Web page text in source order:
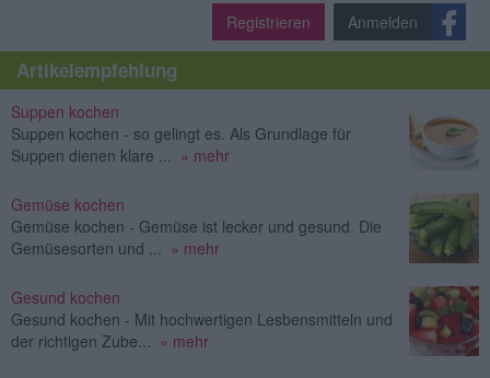
Registrieren Anmelden
Artikelempfehlung
Suppen kochen
Suppen kochen - so gelingt es. Als Grundlage für
Suppen dienen klare ... » mehr
Gemüse kochen
Gemüse kochen - Gemüse ist lecker und gesund. Die
Gemüsesorten und ... » mehr
Gesund kochen
Gesund kochen - Mit hochwertigen Lesbensmitteln und
der richtigen Zube... » mehr